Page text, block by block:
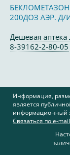
200ДОЗ АЭР. Д/
Дешевая
8-39162-2-80-05
Информация,
является
информационный
Связаться по e-mail